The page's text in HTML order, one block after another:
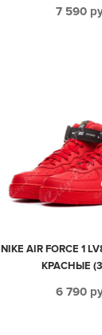
7 590
NIKE AIR FORCE 1
КРАСНЫЕ
6 790